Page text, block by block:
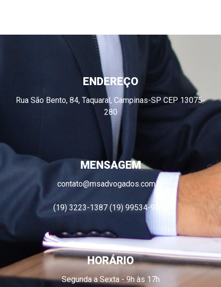
ENDEREÇO
Rua São Bento, 84, Taquaral, Campinas-SP CEP 13075-
280
MENSAGEM
contato@msadvogados.com.br
(19) 3223-1387 (19) 99534-9596
HORÁRIO
Segunda a Sexta - 9h às 17h